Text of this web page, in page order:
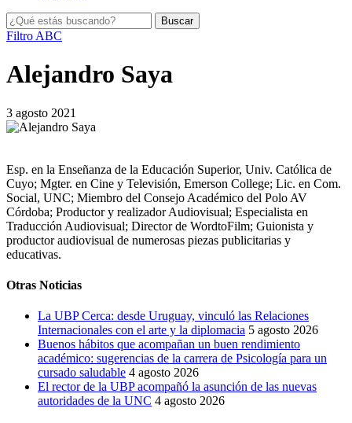
Filtro ABC
Alejandro Saya
3 agosto 2021
Esp. en la Enseñanza de la Educación Superior, Univ. Católica de
Cuyo; Mgter. en Cine y Televisión, Emerson College; Lic. en Com.
Social, UNC; Miembro del Consejo Académico del Polo AV
Córdoba; Productor y realizador Audiovisual; Especialista en
Traducción Audiovisual; Director de WordtoFilm; Guionista y
productor audiovisual de numerosas piezas publicitarias y
educativas.
Otras Noticias
La UBP Cerca: desde Uruguay, vinculó las Relaciones
Internacionales con el arte y la diplomacia 5 agosto 2026
Buenos hábitos que acompañan un buen rendimiento
académico: sugerencias de la carrera de Psicología para un
cursado saludable 4 agosto 2026
El rector de la UBP acompañó la asunción de las nuevas
autoridades de la UNC 4 agosto 2026